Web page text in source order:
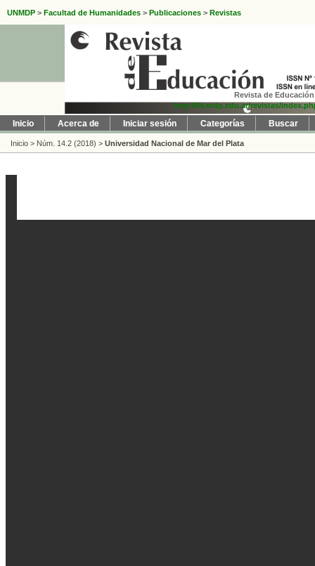
UNMDP > Facultad de Humanidades > Publicaciones > Revistas
Revista de
http://fh.mdp.edu.ar/revistas/
Inicio Acerca de Iniciar sesión Categorías Buscar
Inicio > Núm. 14.2 (2018) > Universidad Nacional de Mar del Plata